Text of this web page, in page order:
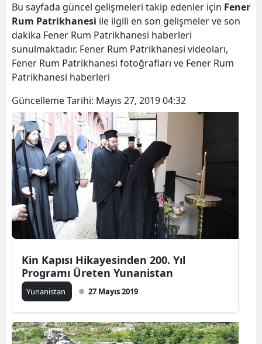
Bu sayfada güncel gelişmeleri takip edenler için Fener
Rum Patrikhanesi ile ilgili en son gelişmeler ve son
dakika Fener Rum Patrikhanesi haberleri
sunulmaktadır. Fener Rum Patrikhanesi videoları,
Fener Rum Patrikhanesi fotoğrafları ve Fener Rum
Patrikhanesi haberleri
Güncelleme Tarihi: Mayıs 27, 2019 04:32
Kin Kapısı Hikayesinden 200. Yıl
Programı Üreten Yunanistan
Yunanistan 27 Mayıs 2019